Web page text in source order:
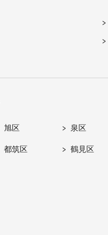
旭区 泉区
都筑区 鶴見区